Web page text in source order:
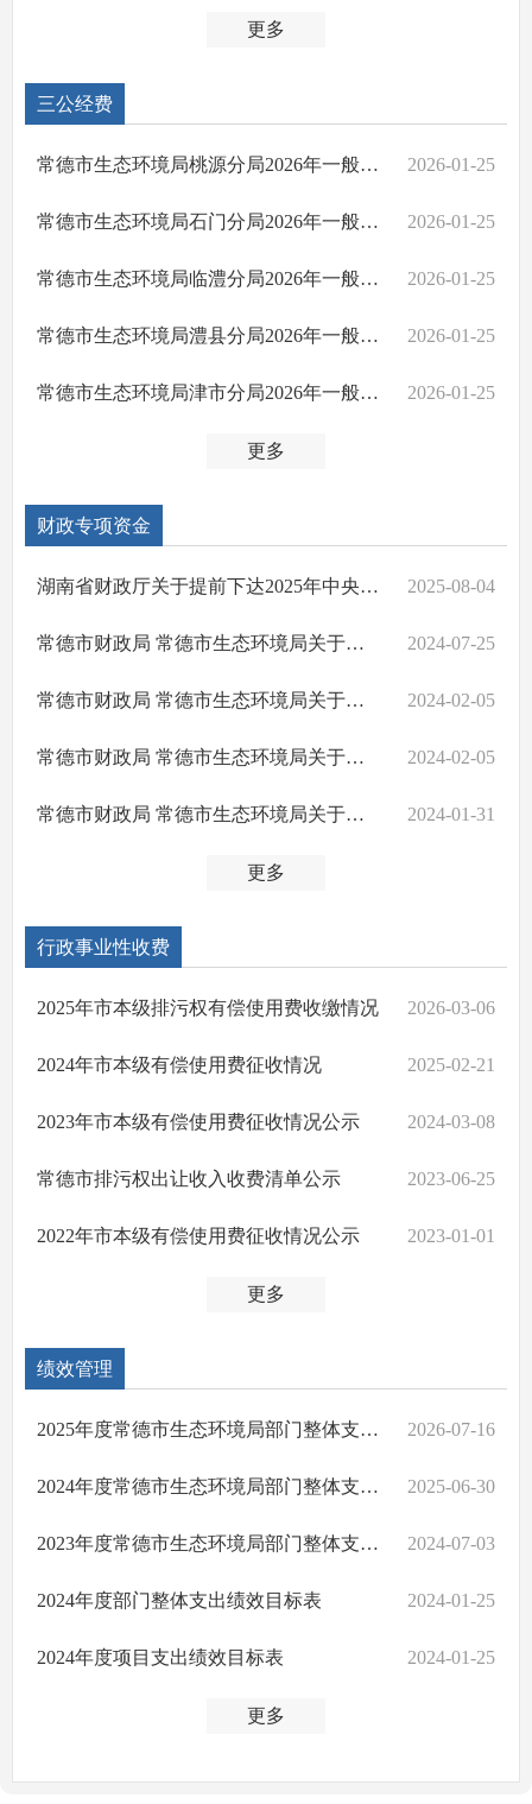
更多
三公经费
2026-01-25
常德市生态环境局桃源分局2026年一般公共预算“三公”经费支出表
2026-01-25
常德市生态环境局石门分局2026年一般公共预算“三公”经费支出表
2026-01-25
常德市生态环境局临澧分局2026年一般公共预算“三公”经费支出表
2026-01-25
常德市生态环境局澧县分局2026年一般公共预算“三公”经费支出表
2026-01-25
常德市生态环境局津市分局2026年一般公共预算“三公”经费支出表
更多
财政专项资金
2025-08-04
湖南省财政厅关于提前下达2025年中央水污染防治资金的通知（湘财资环指【2024】66号）
2024-07-25
常德市财政局 常德市生态环境局关于下达 2024年第二批省级环保专项资金的通知
2024-02-05
常德市财政局 常德市生态环境局关于下达2024年中央农村环境整治资金的通知
2024-02-05
常德市财政局 常德市生态环境局关于下达2024年中央水污染防治资金的通知
2024-01-31
常德市财政局 常德市生态环境局关于调整下达以前批次中央大气污染防治资金的通知
更多
行政事业性收费
2026-03-06
2025年市本级排污权有偿使用费收缴情况
2025-02-21
2024年市本级有偿使用费征收情况
2024-03-08
2023年市本级有偿使用费征收情况公示
2023-06-25
常德市排污权出让收入收费清单公示
2023-01-01
2022年市本级有偿使用费征收情况公示
更多
绩效管理
2026-07-16
2025年度常德市生态环境局部门整体支出绩效自评报告
2025-06-30
2024年度常德市生态环境局部门整体支出绩效自评报告
2024-07-03
2023年度常德市生态环境局部门整体支出绩效自评报告
2024-01-25
2024年度部门整体支出绩效目标表
2024-01-25
2024年度项目支出绩效目标表
更多